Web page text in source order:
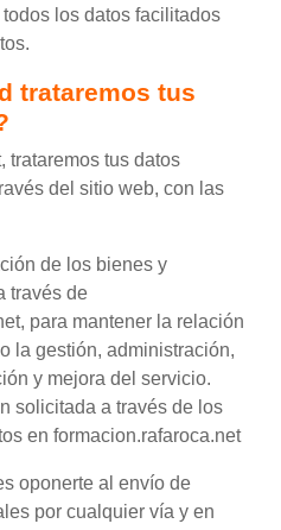
los datos facilitados
trataremos tus
trataremos tus datos
del sitio web, con las
de los bienes y
través de
para mantener la relación
la gestión, administración,
y mejora del servicio.
solicitada a través de los
en formacion.rafaroca.net
oponerte al envío de
por cualquier vía y en